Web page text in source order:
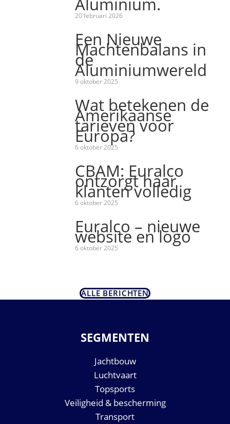
20 februari 2026
Een Nieuwe
Machtenbalans in
de
Aluminiumwereld
9 oktober 2025
Wat betekenen de
Amerikaanse
tarieven voor
Europa?
6 oktober 2025
CBAM: Euralco
ontzorgt haar
klanten volledig
6 oktober 2025
Euralco – nieuwe
website en logo
6 oktober 2025
ALLE BERICHTEN
SEGMENTEN
Jachtbouw
Luchtvaart
Topsports
Veiligheid & bescherming
Transport